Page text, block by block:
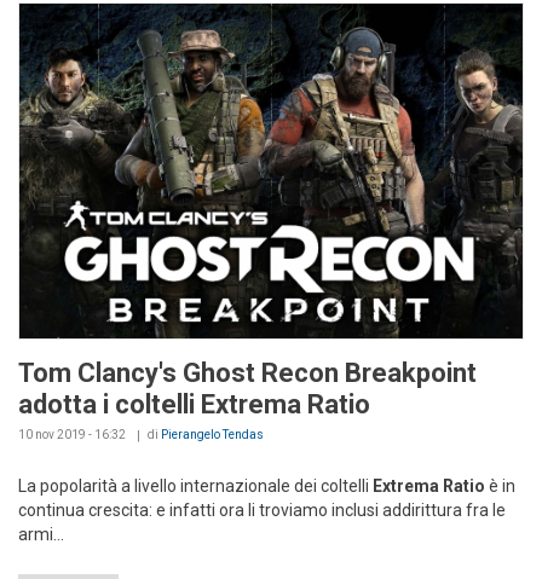
Tom Clancy's Ghost Recon Breakpoint
adotta i coltelli Extrema Ratio
10 nov 2019 - 16:32 di Pierangelo Tendas
La popolarità a livello internazionale dei coltelli Extrema Ratio è in
continua crescita: e infatti ora li troviamo inclusi addirittura fra le
armi...